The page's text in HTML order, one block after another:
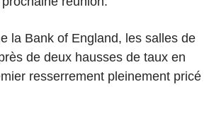
la Bank of England, les salles de
de deux hausses de taux en
resserrement pleinement pricé